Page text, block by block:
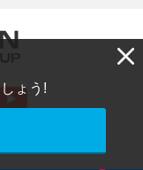
ょう!